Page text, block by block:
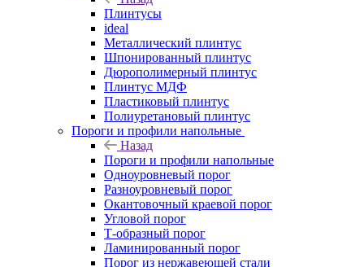
Плинтусы
ideal
Металлический плинтус
Шпонированный плинтус
Дюрополимерный плинтус
Плинтус МДФ
Пластиковый плинтус
Полиуретановый плинтус
Пороги и профили напольные
Назад
Пороги и профили напольные
Одноуровневый порог
Разноуровневый порог
Окантовочный краевой порог
Угловой порог
Т-образный порог
Ламинированный порог
Порог из нержавеющей стали